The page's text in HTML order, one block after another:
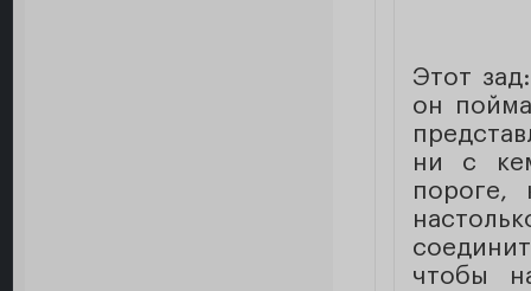
Этот
он
ни с
пороге,
чтобы